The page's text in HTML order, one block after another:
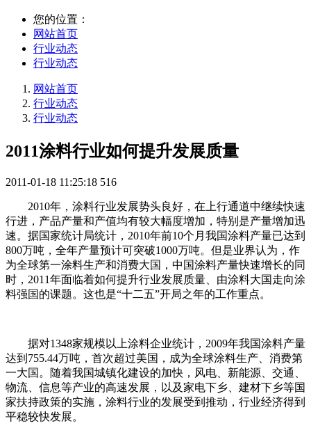
您的位置：
网站首页
行业动态
行业动态
网站首页
行业动态
行业动态
2011涂料行业如何提升发展质量
2011-01-18 11:25:18 516
2010年，涂料行业发展势头良好，在上行通道中继续快速
行进，产品产量和产值均有较大幅度增加，特别是产量增加迅
速。据国家统计局统计，2010年前10个月我国涂料产量已达到
800万吨，全年产量预计可突破1000万吨。但是业界认为，作
为全球第一涂料生产和消费大国，中国涂料产量快速增长的同
时，2011年面临着如何提升行业发展质量、由涂料大国走向涂
料强国的课题。这也是“十二五”开局之年的工作重点。
据对1348家规模以上涂料企业统计，2009年我国涂料产量
达到755.44万吨，首次超过美国，成为全球涂料生产、消费第
一大国。随着我国城镇化建设的加快，风电、新能源、交通、
物流、信息等产业的高速发展，以及家电下乡、建材下乡等国
家扶持政策的实施，涂料行业的发展受到推动，行业经济得到
平稳较快发展。